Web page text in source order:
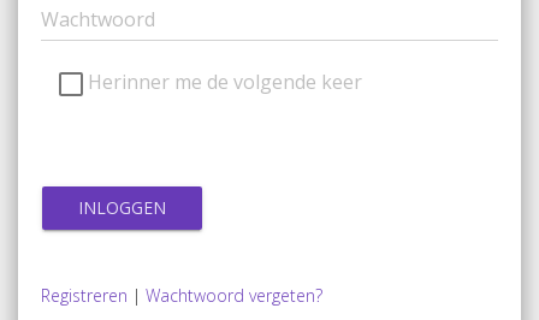
Herinner me de volgende keer
Registreren | Wachtwoord vergeten?